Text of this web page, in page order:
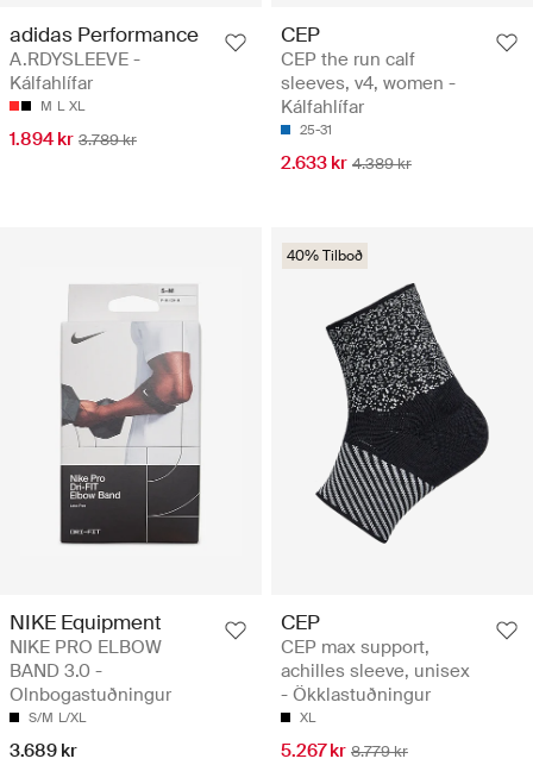
adidas Performance
A.RDYSLEEVE -
Kálfahlífar
M L XL
1.894 kr 3.789 kr
CEP
CEP the run calf
sleeves, v4, women -
Kálfahlífar
25-31
2.633 kr 4.389 kr
NIKE Equipment
NIKE PRO ELBOW
BAND 3.0 -
Olnbogastuðningur
S/M L/XL
3.689 kr
40% Tilboð
CEP
CEP max support,
achilles sleeve, unisex
- Ökklastuðningur
XL
5.267 kr 8.779 kr